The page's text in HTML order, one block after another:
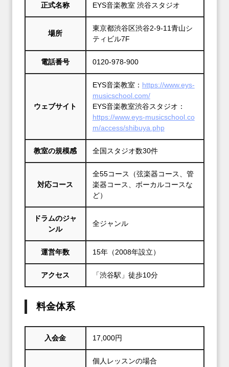
正式名称 EYS音楽教室 渋谷スタジオ
場所
東京都渋谷区渋谷2-9-11青山シ
ティビル7F
電話番号 0120-978-900
ウェブサイト
EYS音楽教室： https://www.eys-
musicschool.com/
https://www.eys-musicschool.co
m/access/shibuya.php
教室の規模感 全国スタジオ数30件
対応コース
全55コース（弦楽器コース、管
楽器コース、ボーカルコースな
ど）
ドラムのジャ
ンル
全ジャンル
運営年数 15年（2008年設立）
アクセス 「渋谷駅」徒歩10分
料金体系
入会金 17,000円
個人レッスンの場合